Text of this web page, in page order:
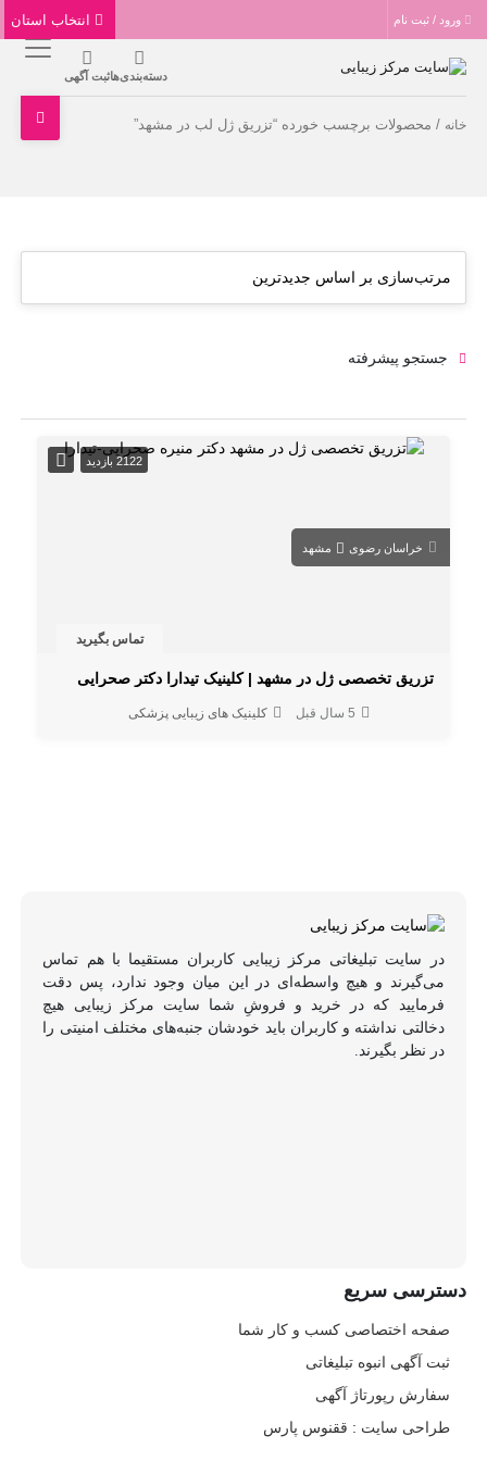
ورود / ثبت نام
دسته‌بندی‌هاثبت آگهی
خانه / محصولات برچسب خورده “تزریق ژل لب در مشهد”
جستجو پیشرفته
2122 بازدید
خراسان رضوی مشهد
تماس بگیرید
تزریق تخصصی ژل در مشهد | کلینیک تیدارا دکتر صحرایی
5 سال قبل کلینیک های زیبایی پزشکی
در سایت تبلیغاتی مرکز زیبایی کاربران مستقیما با هم تماس
می‌گیرند و هیچ واسطه‌ای در این میان وجود ندارد، پس دقت
فرمایید که در خرید و فروشِ شما سایت مرکز زیبایی هیچ
دخالتی نداشته و کاربران باید خودشان جنبه‌های مختلف امنیتی را
در نظر بگیرند.
دسترسی سریع
صفحه اختصاصی کسب و کار شما
ثبت آگهی انبوه تبلیغاتی
سفارش رپورتاژ آگهی
طراحی سایت : ققنوس پارس